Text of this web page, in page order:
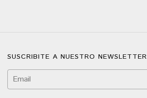
SUSCRIBITE A NUESTRO NEWSLETTER